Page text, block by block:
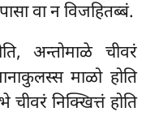
वा न विजहितब्बं.
अन्तोमाळे चीवरं
माळो होति
निक्खित्तं होति